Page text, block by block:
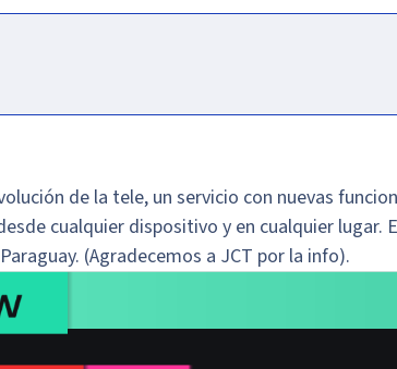
de la tele, un servicio con nuevas
cualquier dispositivo y en cualquier
(Agradecemos a JCT por la info).